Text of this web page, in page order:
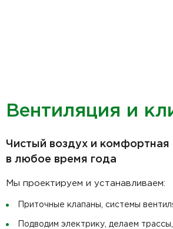
Вентиляция и
Чистый воздух и
в любое время года
Мы проектируем и устанавливаем:
Приточные клапаны, системы
Подводим электрику, делаем